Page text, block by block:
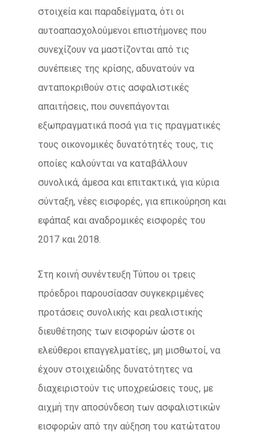
στοιχεία και παραδείγματα, ότι οι
αυτοαπασχολούμενοι επιστήμονες που
συνεχίζουν να μαστίζονται από τις
συνέπειες της κρίσης, αδυνατούν να
ανταποκριθούν στις ασφαλιστικές
απαιτήσεις, που συνεπάγονται
εξωπραγματικά ποσά για τις πραγματικές
τους οικονομικές δυνατότητές τους, τις
οποίες καλούνται να καταβάλλουν
συνολικά, άμεσα και επιτακτικά, για κύρια
σύνταξη, νέες εισφορές, για επικούρηση και
εφάπαξ και αναδρομικές εισφορές του
2017 και 2018.
Στη κοινή συνέντευξη Τύπου οι τρεις
πρόεδροι παρουσίασαν συγκεκριμένες
προτάσεις συνολικής και ρεαλιστικής
διευθέτησης των εισφορών ώστε οι
ελεύθεροι επαγγελματίες, μη μισθωτοί, να
έχουν στοιχειώδης δυνατότητες να
διαχειριστούν τις υποχρεώσεις τους, με
αιχμή την αποσύνδεση των ασφαλιστικών
εισφορών από την αύξηση του κατώτατου